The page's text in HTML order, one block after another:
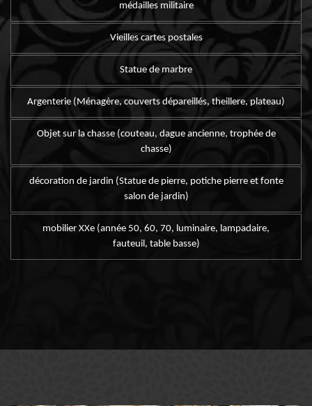
médailles militaire
Vieilles cartes postales
Statue de marbre
Argenterie (Ménagère, couverts dépareillés, theillere, plateau)
Objet sur la chasse (couteau, dague ancienne, trophée de
chasse)
décoration de jardin (Statue de pierre, potiche pierre et fonte
salon de jardin)
mobilier XXe (année 50, 60, 70, luminaire, lampadaire,
fauteuil, table basse)